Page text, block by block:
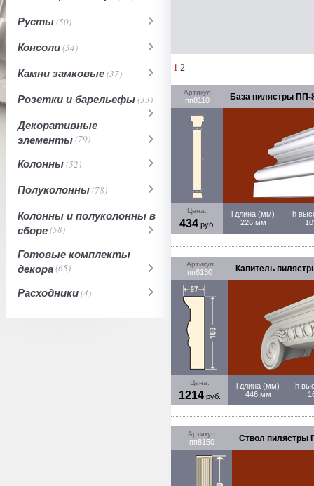
Русты(50)
Консоли(34)
Камни замковые(37)
Розетки и барельефы(33)
Декоративные
элементы(79)
Колонны(52)
Полуколонны(78)
Колонны и полуколонны в
сборе(58)
Готовые комплекты
декора(65)
Расходники(4)
1 2
Артикул
пп8110 База пилястры ПП-
Цена:
434руб.
l длина (мм)
226 мм
h
Артикул
пп8130 Капитель
Цена:
1214 руб.
l длина (мм)
446 мм
h
Артикул
пп8150 Ствол пилястры